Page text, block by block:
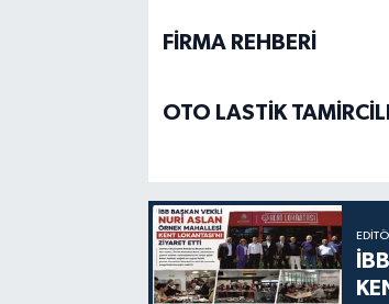
FİRMA REHBERİ
OTO LASTİK